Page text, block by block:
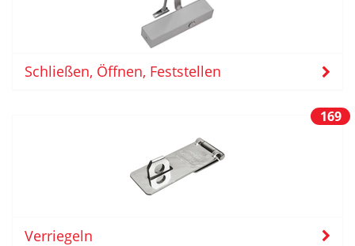
Schließen, Öffnen, Feststellen
169
Verriegeln